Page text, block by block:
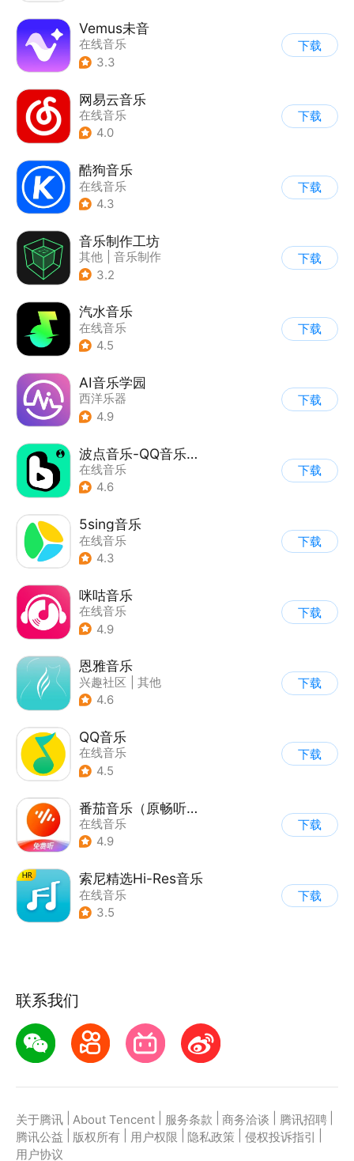
Vemus未音
在线音乐
3.3
下载
网易云音乐
在线音乐
4.0
下载
酷狗音乐
在线音乐
4.3
下载
音乐制作工坊
其他
音乐制作
3.2
下载
汽水音乐
在线音乐
4.5
下载
AI音乐学园
西洋乐器
4.9
下载
波点音乐-QQ音乐简洁版
在线音乐
4.6
下载
5sing音乐
在线音乐
4.3
下载
咪咕音乐
在线音乐
4.9
下载
恩雅音乐
兴趣社区
其他
4.6
下载
QQ音乐
在线音乐
4.5
下载
番茄音乐（原畅听音乐）
在线音乐
4.9
下载
索尼精选Hi-Res音乐
在线音乐
3.5
下载
联系我们
关于腾讯 About Tencent 服务条款 商务洽谈 腾讯招聘
腾讯公益
版权所有 用户权限 隐私政策 侵权投诉指引
用户协议